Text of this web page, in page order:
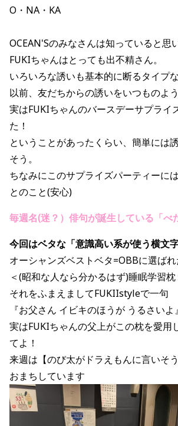
O・NA・KA
OCEAN'Sのみなさんは知っていると思
FUKIちゃんはとっても出不精さん。
いろいろな誘いも基本的に断るタイプ
以前、友だちからの誘いをいつものよ
実はFUKIちゃんのバースデーサプライ
た！
ということがあったくらい、簡単には
そう。
ちなみにこのサプライズパーティーに
とのこと(安心)
毎週名(迷？）俳句が誕生している「べ
今回はベタな「意識高い系が使う横文
オーシャンズベストベタ=OBBに選ば
＜(昭和な人なら分かるはず)睡眠学習枕
それをふまえましてFUKIIstyleで一句
『お父さん イビキのほうが うるさいよ』
実はFUKIちゃんの父上がこの枕を愛用
てよ！
来週は【のび太がドラえもんに言いそ
おまちしています